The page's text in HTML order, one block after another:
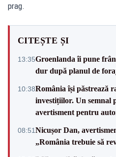
prag.
CITEȘTE ȘI
13:35Groenlanda îi pune
dur după planul de
10:38România își păstrează
investițiilor. Un semnal
avertisment pentru
08:51Nicușor Dan,
„România trebuie să